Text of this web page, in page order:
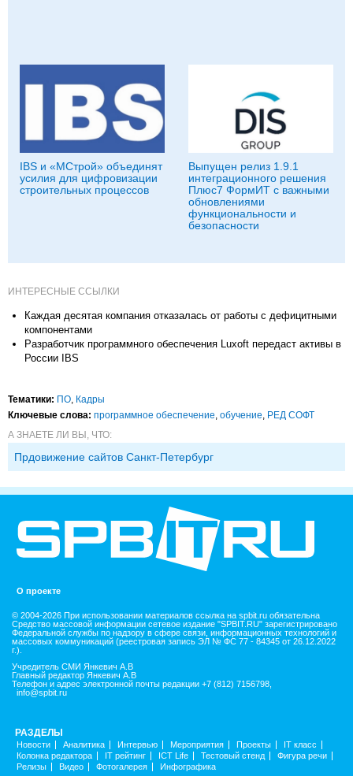
IBS и «МСтрой» объединят
усилия для цифровизации
строительных процессов
Выпущен релиз 1.9.1
интеграционного решения
Плюс7 ФормИТ с важными
обновлениями
функциональности и
безопасности
ИНТЕРЕСНЫЕ ССЫЛКИ
Каждая десятая компания отказалась от работы с дефицитными
компонентами
Разработчик программного обеспечения Luxoft передаст активы в
России IBS
Тематики: ПО Кадры
Ключевые слова: программное обеспечение обучение РЕД СОФТ
А ЗНАЕТЕ ЛИ ВЫ, ЧТО:
Прдовижение сайтов Санкт-Петербург
О проекте
© 2004-2026 При использовании материалов ссылка на spbit.ru обязательна
Средство массовой информации сетевое издание "SPBIT.RU" зарегистрировано
Федеральной службы по надзору в сфере связи, информационных технологий и
массовых коммуникаций (реестровая запись ЭЛ № ФС 77 - 84345 от 26.12.2022
г.).
Учредитель СМИ Янкевич А.В
Главный редактор Янкевич А.В
Телефон и адрес электронной почты редакции +7 (812) 7156798,
info@spbit.ru
РАЗДЕЛЫ
Новости Аналитика Интервью Мероприятия Проекты
IT класс
Колонка редактора
IT рейтинг ICT Life Тестовый стенд
Фигура речи
Релизы
Видео Фотогалерея Инфографика